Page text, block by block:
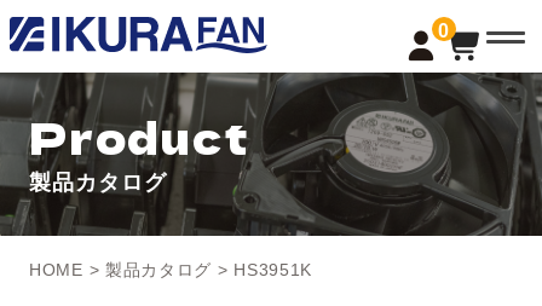
0
t
o
g
l
e
a
v
i
g
a
Product
製品カタログ
HOME > 製品カタログ > HS3951K